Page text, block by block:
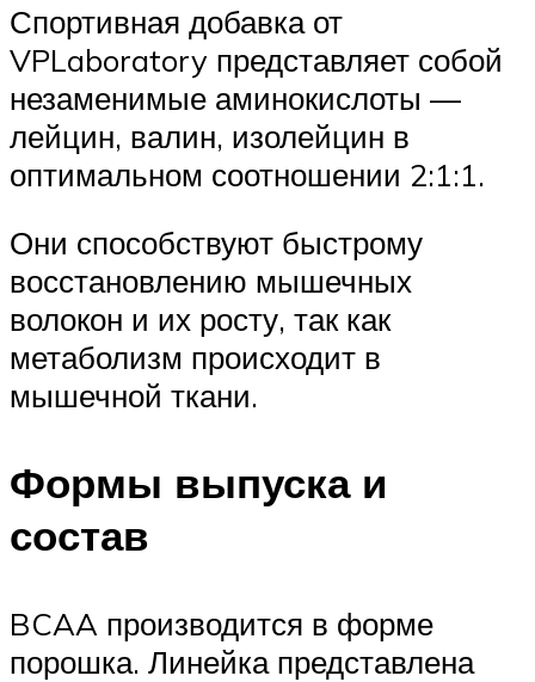
Спортивная добавка от
VPLaboratory представляет собой
незаменимые аминокислоты —
лейцин, валин, изолейцин в
оптимальном соотношении 2:1:1.
Они способствуют быстрому
восстановлению мышечных
волокон и их росту, так как
метаболизм происходит в
мышечной ткани.
Формы выпуска и
состав
BCAA производится в форме
порошка. Линейка представлена